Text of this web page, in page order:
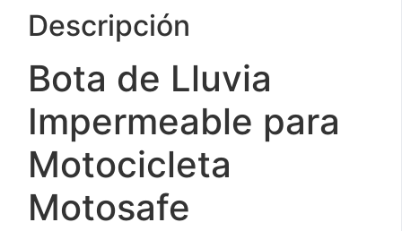
Descripción
Bota de Lluvia
Impermeable para
Motocicleta
Motosafe